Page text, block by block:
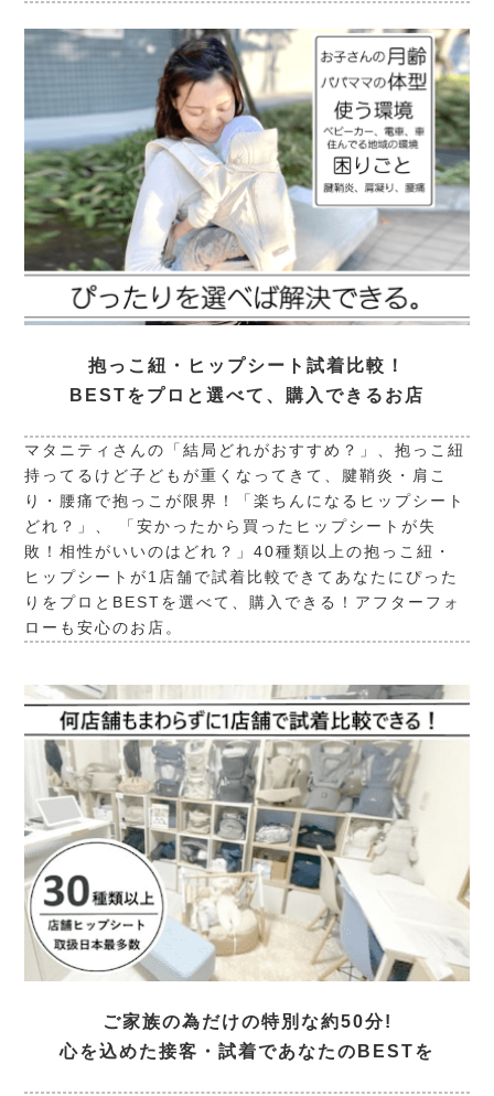
抱っこ紐・ヒップシート試着比較！
BESTをプロと選べて、購入できるお店
マタニティさんの「結局どれがおすすめ？」、抱っこ紐
持ってるけど子どもが重くなってきて、腱鞘炎・肩こ
り・腰痛で抱っこが限界！「楽ちんになるヒップシート
どれ？」、 「安かったから買ったヒップシートが失
敗！相性がいいのはどれ？」40種類以上の抱っこ紐・
ヒップシートが1店舗で試着比較できてあなたにぴった
りをプロとBESTを選べて、購入できる！アフターフォ
ローも安心のお店。
ご家族の為だけの特別な約50分!
心を込めた接客・試着であなたのBESTを